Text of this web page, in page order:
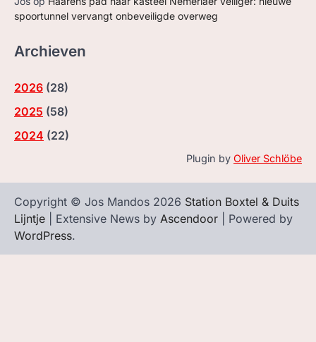
spoortunnel vervangt onbeveiligde overweg
Archieven
2026 (28)
2025 (58)
2024 (22)
Plugin by Oliver Schlöbe
Copyright © Jos Mandos 2026 Station Boxtel & Duits
Lijntje | Extensive News by Ascendoor | Powered by
WordPress.